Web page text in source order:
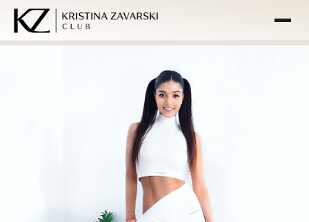
PROGRAME
ÎNTREABĂ-MĂ